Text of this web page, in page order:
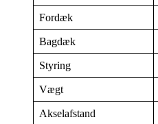
Fordæk
Bagdæk
Styring
Vægt
Akselafstand